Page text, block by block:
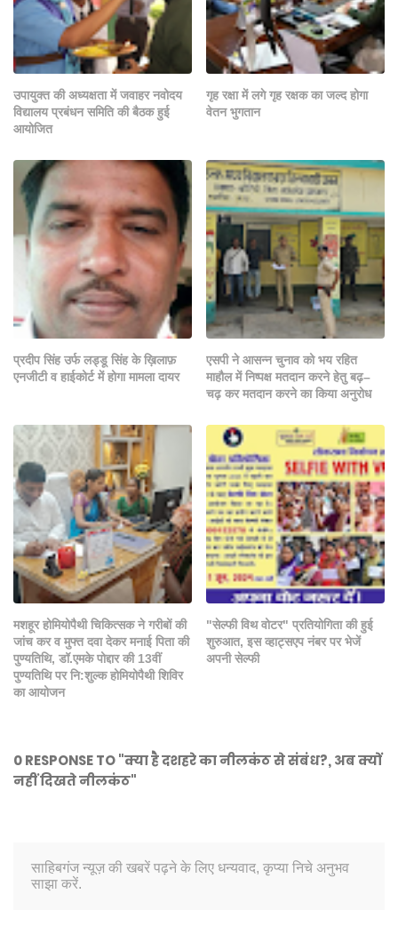
उपायुक्त की अध्यक्षता में जवाहर नवोदय
विद्यालय प्रबंधन समिति की बैठक हुई
आयोजित
गृह रक्षा में लगे गृह रक्षक का जल्द होगा
वेतन भुगतान
प्रदीप सिंह उर्फ लड्डू सिंह के ख़िलाफ़
एनजीटी व हाईकोर्ट में होगा मामला दायर
एसपी ने आसन्न चुनाव को भय रहित
माहौल में निष्पक्ष मतदान करने हेतु बढ़–
चढ़ कर मतदान करने का किया अनुरोध
मशहूर होमियोपैथी चिकित्सक ने गरीबों की
जांच कर व मुफ्त दवा देकर मनाई पिता की
पुण्यतिथि, डॉ.एमके पोद्दार की 13वीं
पुण्यतिथि पर नि:शुल्क होमियोपैथी शिविर
का आयोजन
"सेल्फी विथ वोटर" प्रतियोगिता की हुई
शुरुआत, इस व्हाट्सएप नंबर पर भेजें
अपनी सेल्फी
0 RESPONSE TO "क्या है दशहरे का नीलकंठ से संबंध?, अब क्यों
नहीं दिखते नीलकंठ"
साहिबगंज न्यूज़ की खबरें पढ़ने के लिए धन्यवाद, कृप्या निचे अनुभव
साझा करें.